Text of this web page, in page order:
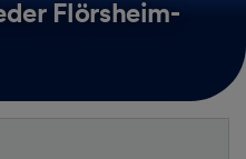
Flörsheim-